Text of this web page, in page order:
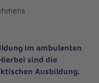
im ambulanten
sind die
Ausbildung.